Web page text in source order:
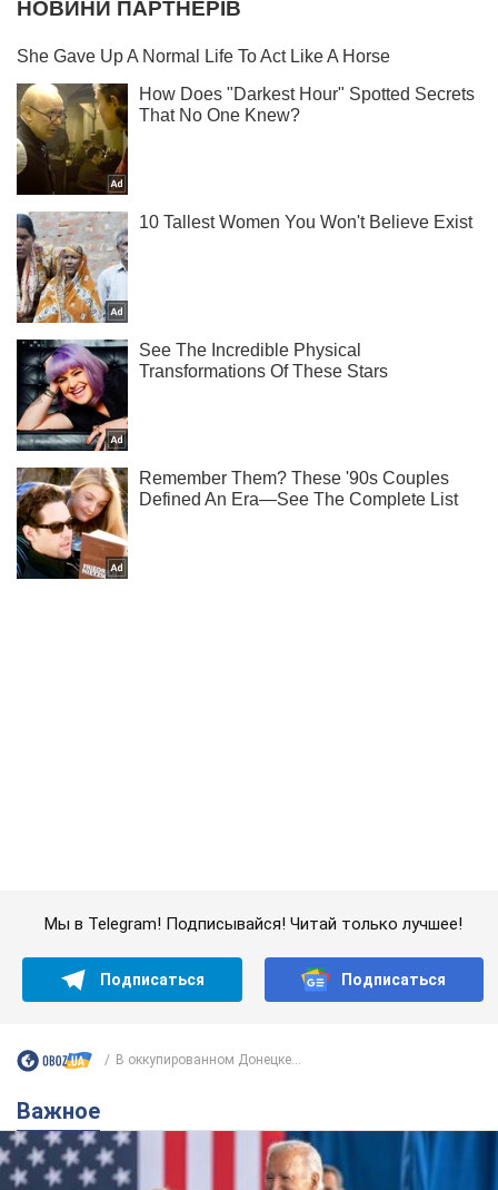
назвала первый симптом, который
сигнализировал о его "агрессивном" раке
Сначала врачи не обратили на это должного внимания